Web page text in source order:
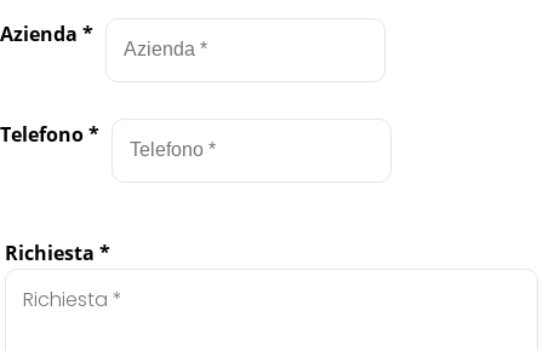
Azienda *
Telefono*
Richiesta*